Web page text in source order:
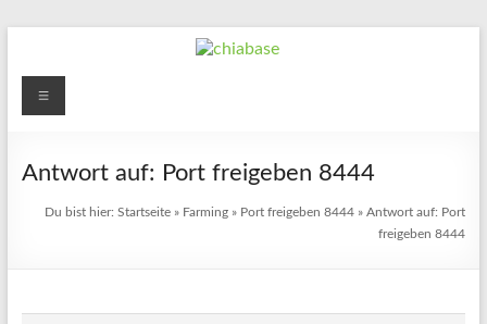
springen
chiabase
und
Community
Menü
Antwort auf: Port freigeben 8444
Du bist hier:Startseite » Farming » Port freigeben 8444 »Antwort auf: Port
freigeben 8444